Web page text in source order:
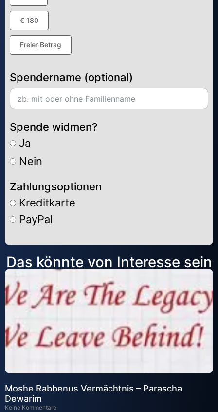
€ 180
Freier Betrag
Spendername (optional)
Spende widmen?
Ja
Nein
Zahlungsoptionen
Kreditkarte
PayPal
Alternative:
Das könnte von Interesse sein
Moshe Rabbenus Vermächtnis – Parascha
Dewarim
Keine Kommentare